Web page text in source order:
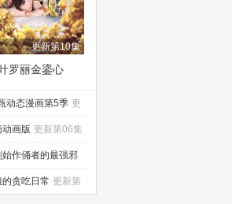
更新第10集
罗丽金鎏心
动态漫画第5季 更
画版 更新第06集
始作俑者的最强邪
民竭心尽力。第 更
贪吃日常 更新第